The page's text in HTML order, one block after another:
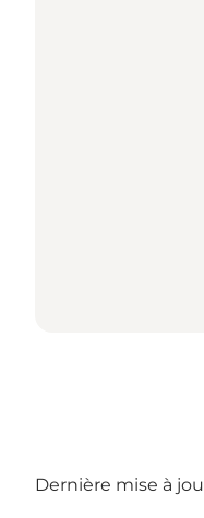
Dernière mise à